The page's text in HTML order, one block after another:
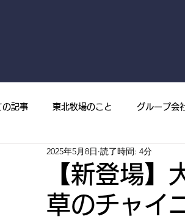
の記事 東北牧場のこと グループ会
東北牧場の野草 東北牧場の山菜
【新登場】
草のチャイ
2025年5月8日 読了時間: 4分